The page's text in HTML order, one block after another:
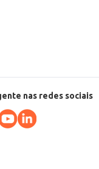
nas redes sociais